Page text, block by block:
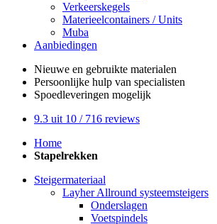
Verkeerskegels
Materieelcontainers / Units
Muba
Aanbiedingen
Nieuwe en gebruikte materialen
Persoonlijke hulp van specialisten
Spoedleveringen mogelijk
9.3 uit 10 / 716 reviews
Home
Stapelrekken
Steigermateriaal
Layher Allround systeemsteigers
Onderslagen
Voetspindels